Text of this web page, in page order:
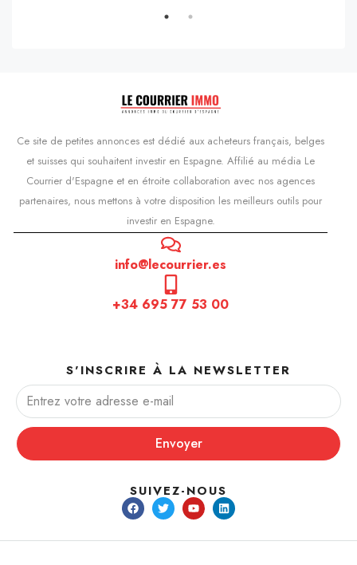
Ce site de petites annonces est dédié aux acheteurs français, belges
et suisses qui souhaitent investir en Espagne. Affilié au média Le
Courrier d'Espagne et en étroite collaboration avec nos agences
partenaires, nous mettons à votre disposition les meilleurs outils pour
investir en Espagne.
info@lecourrier.es
+34 695 77 53 00
S'INSCRIRE À LA NEWSLETTER
Envoyer
SUIVEZ-NOUS